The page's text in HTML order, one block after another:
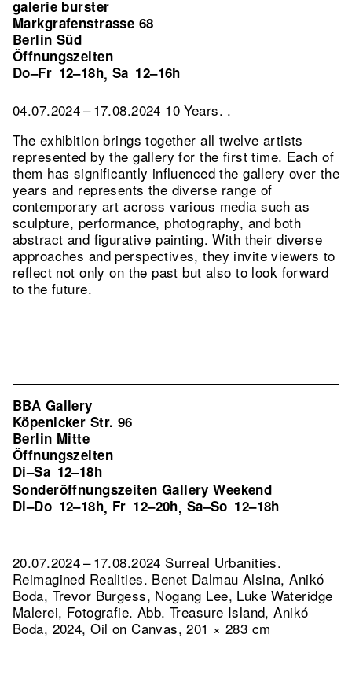
galerie burster
Markgrafenstrasse 68
Berlin Süd
Öffnungszeiten
Do–Fr 12–18h, Sa 12–16h
04.07.2024 – 17.08.2024 10 Years. .
The exhibition brings together all twelve artists
represented by the gallery for the first time. Each of
them has significantly influenced the gallery over the
years and represents the diverse range of
contemporary art across various media such as
sculpture, performance, photography, and both
abstract and figurative painting. With their diverse
approaches and perspectives, they invite viewers to
reflect not only on the past but also to look forward
to the future.
BBA Gallery
Köpenicker Str. 96
Berlin Mitte
Öffnungszeiten
Di–Sa 12–18h
Sonderöffnungszeiten Gallery Weekend
Di–Do 12–18h, Fr 12–20h, Sa–So 12–18h
20.07.2024 – 17.08.2024 Surreal Urbanities.
Reimagined Realities. Benet Dalmau Alsina, Anikó
Boda, Trevor Burgess, Nogang Lee, Luke Wateridge
Malerei, Fotografie. Abb. Treasure Island, Anikó
Boda, 2024, Oil on Canvas, 201 × 283 cm